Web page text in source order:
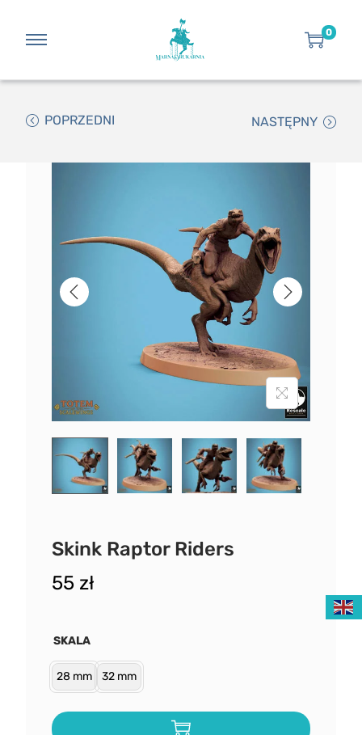
0
POPRZEDNI NASTĘPNY
Skink Raptor Riders
55 zł
SKALA
28 mm 32 mm